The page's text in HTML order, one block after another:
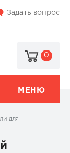
Задать вопрос
0
МЕНЮ
для